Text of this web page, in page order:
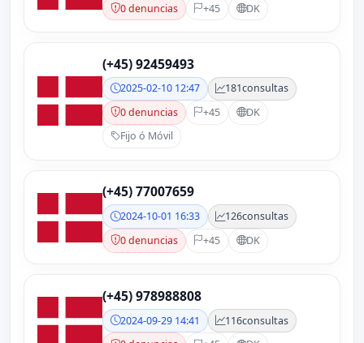
0 denuncias
+45 DK
(+45) 92459493
2025-02-10 12:47 181consultas
0 denuncias
+45
DK
Fijo ó Móvil
(+45) 77007659
2024-10-01 16:33 126consultas
0 denuncias
+45 DK
(+45) 978988808
2024-09-29 14:41 116consultas